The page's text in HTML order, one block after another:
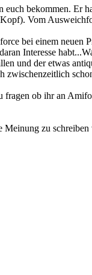
euch bekommen. Er
Vom
bei einem neuen
Interesse
und der etwas
zwischenzeitlich
ob ihr an
Meinung zu